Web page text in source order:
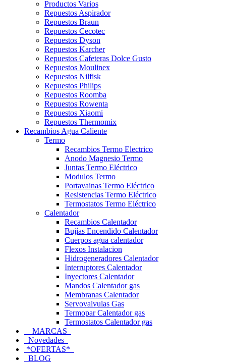
Productos Varios
Repuestos Aspirador
Repuestos Braun
Repuestos Cecotec
Repuestos Dyson
Repuestos Karcher
Repuestos Cafeteras Dolce Gusto
Repuestos Moulinex
Repuestos Nilfisk
Repuestos Philips
Repuestos Roomba
Repuestos Rowenta
Repuestos Xiaomi
Repuestos Thermomix
Recambios Agua Caliente
Termo
Recambios Termo Electrico
Anodo Magnesio Termo
Juntas Termo Eléctrico
Modulos Termo
Portavainas Termo Eléctrico
Resistencias Termo Eléctrico
Termostatos Termo Eléctrico
Calentador
Recambios Calentador
Bujías Encendido Calentador
Cuerpos agua calentador
Flexos Instalacion
Hidrogeneradores Calentador
Interruptores Calentador
Inyectores Calentador
Mandos Calentador gas
Membranas Calentador
Servovalvulas Gas
Termopar Calentador gas
Termostatos Calentador gas
MARCAS
Novedades
*OFERTAS*
BLOG